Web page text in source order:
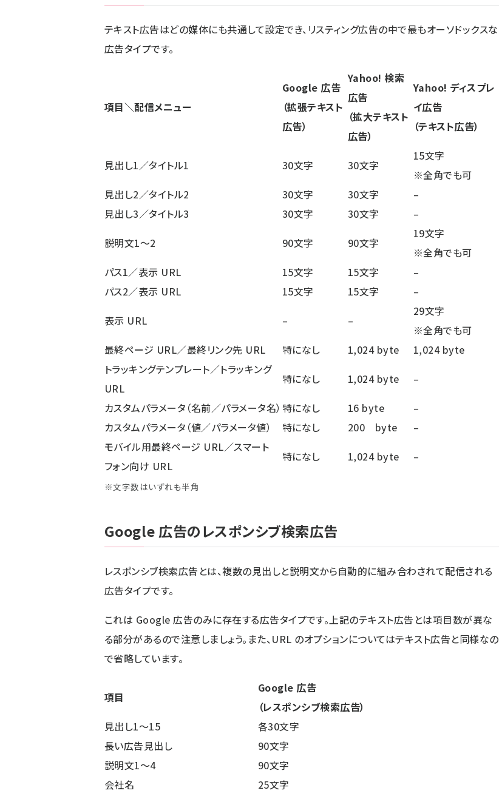
テキスト広告はどの媒体にも共通して設定でき、リスティング広告の中で最もオーソドックスな
広告タイプです。
項目＼配信メニュー
Google 広告
（拡張テキスト
広告）
Yahoo! 検索
広告
（拡大テキスト
広告）
Yahoo! ディスプレ
イ広告
（テキスト広告）
見出し1／タイトル1 30文字 30文字
15文字
※全角でも可
見出し2／タイトル2
30文字 30文字
–
見出し3／タイトル3
30文字 30文字
–
説明文1～2
90文字 90文字
19文字
※全角でも可
パス1／表示 URL
15文字 15文字
–
パス2／表示 URL
15文字 15文字
–
表示 URL
– –
29文字
※全角でも可
最終ページ URL／最終リンク先 URL
特になし 1,024 byte
1,024 byte
トラッキングテンプレート／トラッキング
URL
特になし 1,024 byte
–
カスタムパラメータ（名前／パラメータ名） 特になし 16 byte
–
カスタムパラメータ（値／パラメータ値）
特になし 200 byte
–
モバイル用最終ページ URL／スマート
フォン向け URL
特になし 1,024 byte –
※文字数はいずれも半角
Google 広告のレスポンシブ検索広告
レスポンシブ検索広告 とは、複数の見出しと説明文から自動的に組み合わされて配信される
広告タイプです。
これは Google 広告のみに存在する広告タイプです。上記のテキスト広告とは項目数が異な
る部分があるので注意しましょう。また、URL のオプションについてはテキスト広告と同様なの
で省略しています。
項目
Google 広告
（レスポンシブ検索広告）
見出し1～15
各30文字
長い広告見出し
90文字
説明文1～4
90文字
会社名
25文字